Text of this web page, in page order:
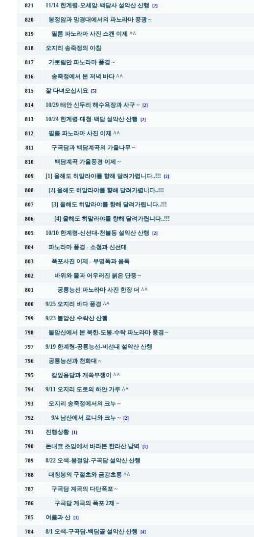
821 11/14 한계령-오세암-백담사 설악산 산행 [2]
820 봉정암과 망경대에서의 파노라마 풍광 ~
819 필름 파노라마 사진 스캔 이제 ^^
818 오지리 송죽정의 아침
817 가로림만 파노라마 풍경 ~
816 송죽정에서 본 저녁 바다 ^^
815 잘 다녀오십시요 [5]
814 10/29 태안 신두리 해수욕장과 사구 ~ [2]
813 10/24 한계령-대청-백담 설악산 산행 [2]
812 필름 파노라마 사진 이제 ^^
811 구곡담과 백담계곡의 가을나무 ~
810 백담계곡 가을풍경 이제 ~
809 [1] 올해도 히말라야를 향해 달려가렵니다..!!! [2]
808 [2] 올해도 히말라야를 향해 달려가렵니다..!!!
807 [3] 올해도 히말라야를 향해 달려가렵니다..!!!
806 [4] 올해도 히말라야를 향해 달려가렵니다..!!!
805 10/10 한계령-신선대-천불동 설악산 산행 [2]
804 파노라마 풍경 - 소청과 신선대
803 폭포사진 이제 - 무명폭과 음폭
802 바위와 물과 어우러진 붉은 단풍 ~
801 공룡능선 파노라마 사진 한장 더 ^^
800 9/25 오지리 바다 풍경 ^^
799 9/23 불암산-수락산 산행
798 불암산에서 본 북한-도봉-수락 파노라마 풍경 ~
797 9/19 한계령-공룡능선-비선대 설악산 산행
796 공룡능선과 천화대 ~
795 칼잎용담과 개쑥부쟁이 ^^
794 9/11 오지리 도로의 하얀 가루 ^^
793 오지리 송죽정에서의 크누 ~
792 9/4 남산에서 로니와 크누 ~ [2]
791 진행상황 [1]
790 돈내코 초입에서 바라본 한라산 남벽 [1]
789 8/22 오색-봉정암-구곡담 설악산 산행
788 대청봉의 구절초와 금강초롱 ^^
787 구곡담 계곡의 다단폭포 ~
786 구곡담 계곡의 폭포 2제 ~
785 여름과 산 [3]
784 8/1 오색-구곡담-백담골 설악산 산행 [4]